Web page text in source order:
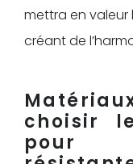
mettra en
créant de
choisir
pour